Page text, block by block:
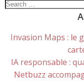
Search
Invasion Maps : le
IA responsable :
Netbuzz